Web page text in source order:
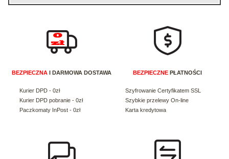
BEZPIECZNA I DARMOWA DOSTAWA
Kurier DPD - 0zł
Kurier DPD pobranie - 0zł
Paczkomaty InPost - 0zł
BEZPIECZNE PŁATNOŚCI
Szyfrowanie Certyfikatem SSL
Szybkie przelewy On-line
Karta kredytowa